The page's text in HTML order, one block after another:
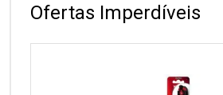
Ofertas Imperdíveis